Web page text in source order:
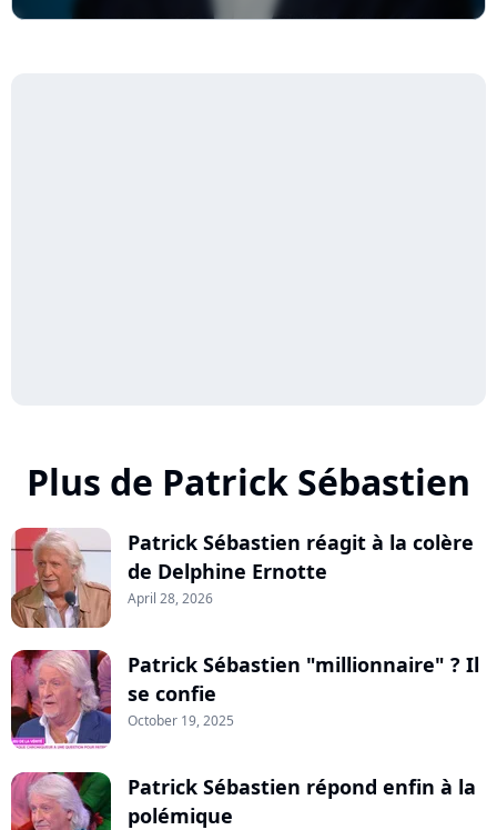
Plus de Patrick Sébastien
Patrick Sébastien réagit à la colère
de Delphine Ernotte
April 28, 2026
Patrick Sébastien "millionnaire" ? Il
se confie
October 19, 2025
Patrick Sébastien répond enfin à la
polémique